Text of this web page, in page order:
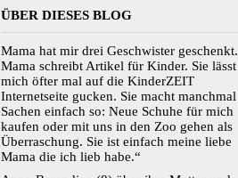
ÜBER DIESES BLOG
Mama hat mir drei Geschwister geschenkt.
Mama schreibt Artikel für Kinder. Sie lässt
mich öfter mal auf die KinderZEIT
Internetseite gucken. Sie macht manchmal
Sachen einfach so: Neue Schuhe für mich
kaufen oder mit uns in den Zoo gehen als
Überraschung. Sie ist einfach meine liebe
Mama die ich lieb habe.“